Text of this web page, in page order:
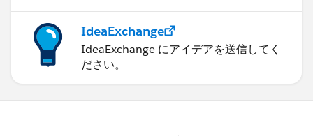
IdeaExchange
IdeaExchange にアイデアを送信してく
ださい。